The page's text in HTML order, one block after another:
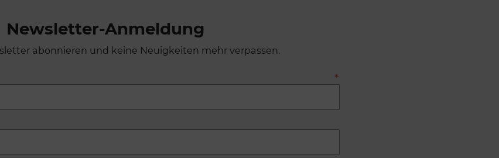
Newsletter-Anmeldung
abonnieren und keine Neuigkeiten mehr verpassen.